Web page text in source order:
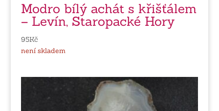
Modro bílý achát s křišťálem
– Levín, Staropacké Hory
95Kč
není skladem